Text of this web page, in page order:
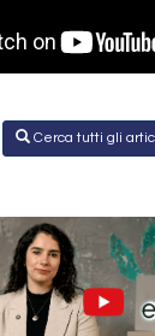
Cerca tutti gli